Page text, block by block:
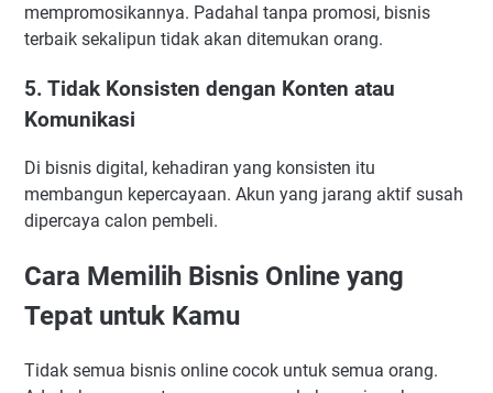
mempromosikannya. Padahal tanpa promosi, bisnis
terbaik sekalipun tidak akan ditemukan orang.
5. Tidak Konsisten dengan Konten atau
Komunikasi
Di bisnis digital, kehadiran yang konsisten itu
membangun kepercayaan. Akun yang jarang aktif susah
dipercaya calon pembeli.
Cara Memilih Bisnis Online yang
Tepat untuk Kamu
Tidak semua bisnis online cocok untuk semua orang.